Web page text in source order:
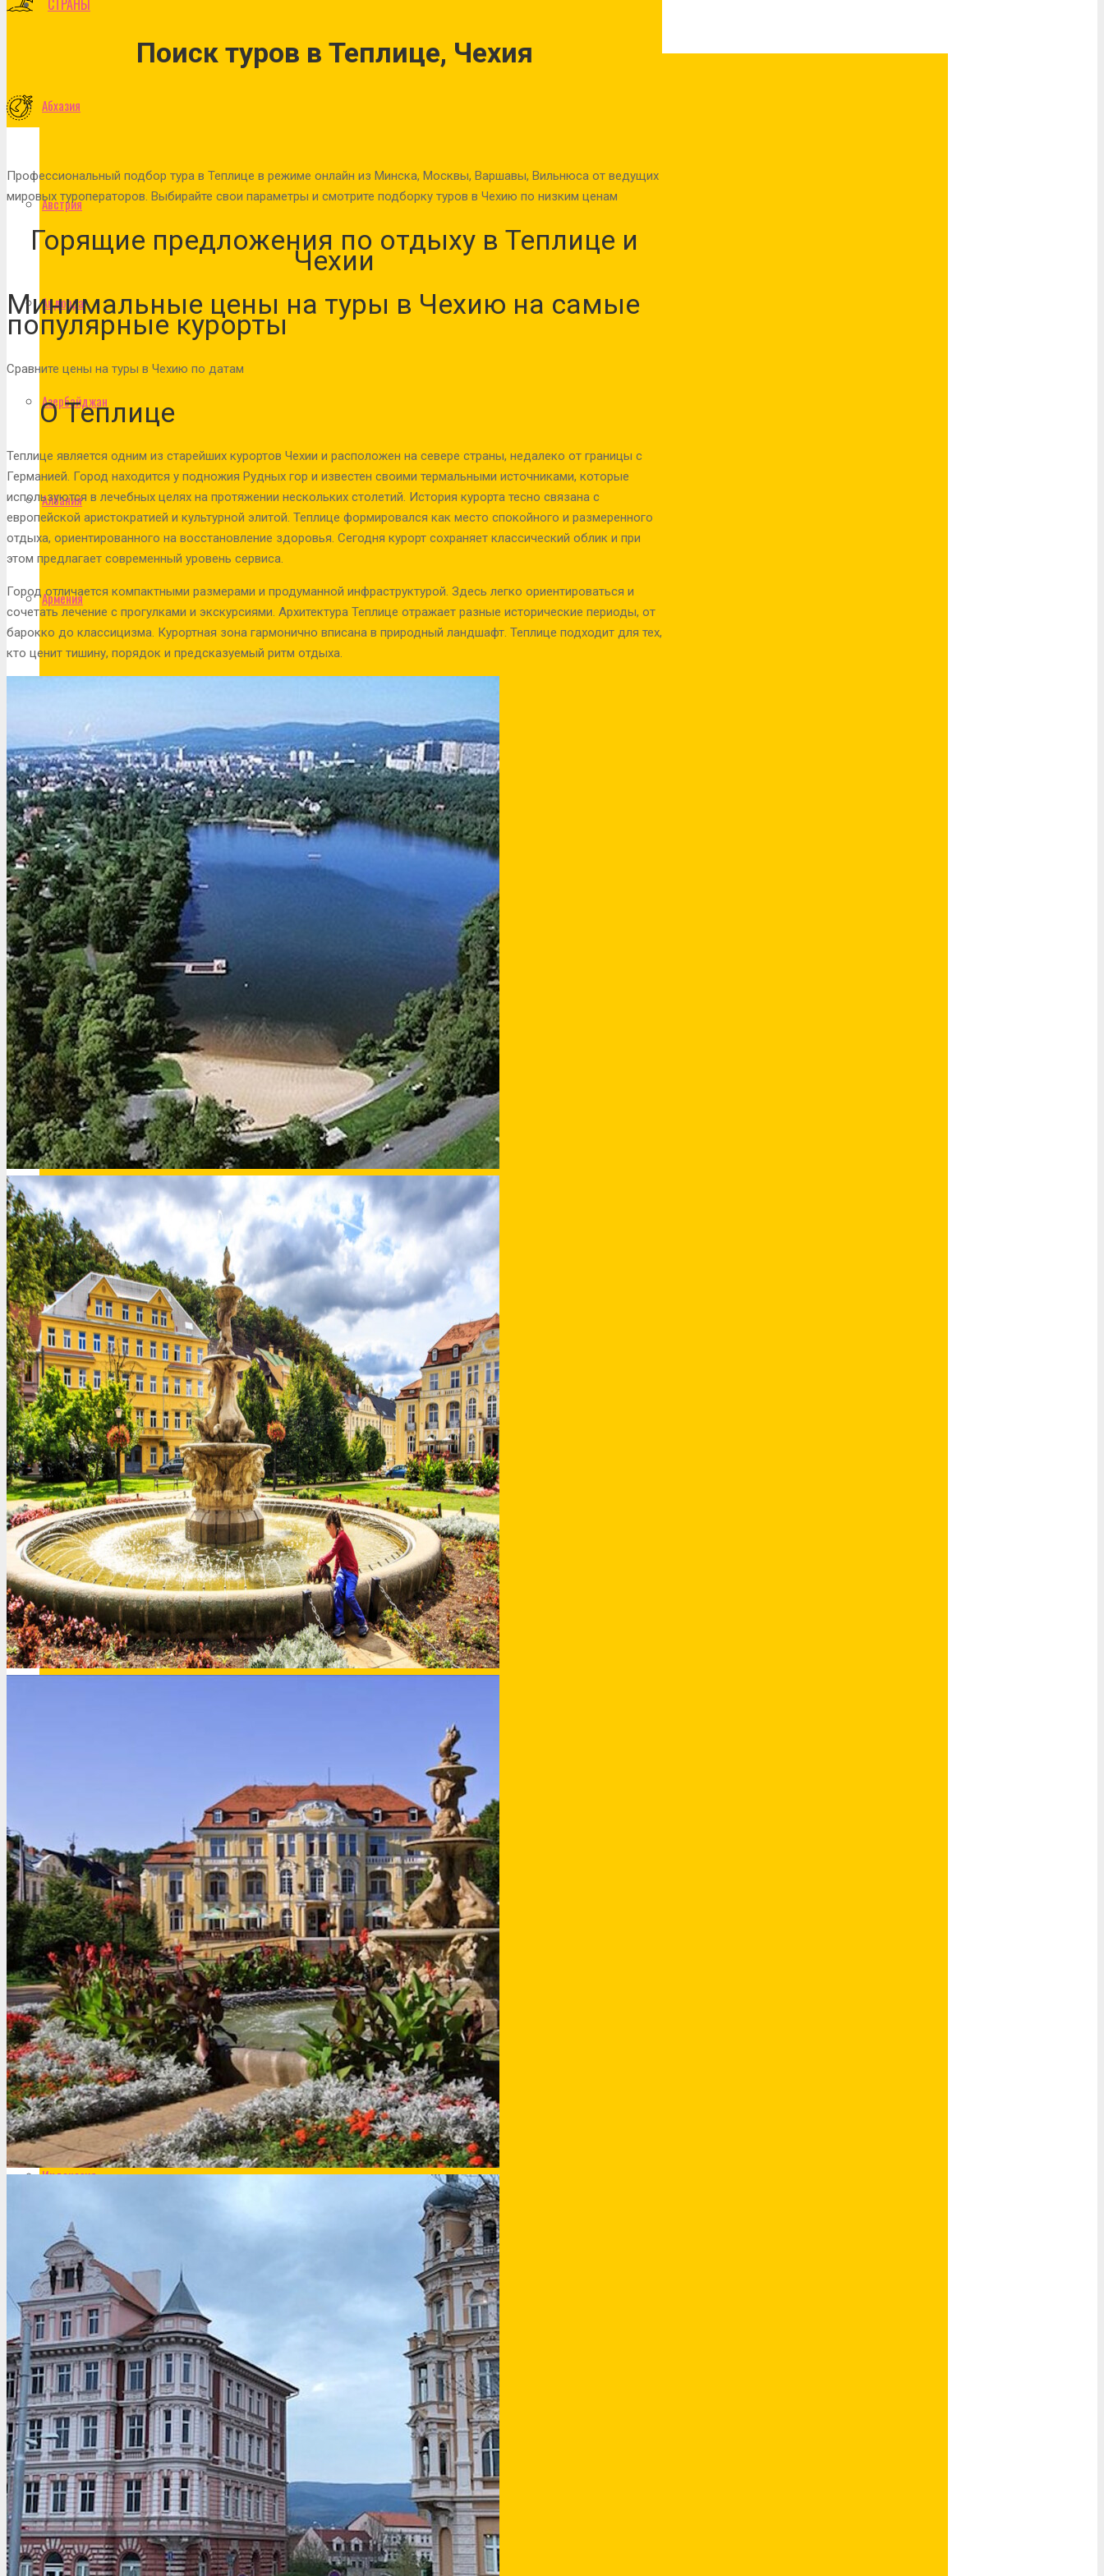
СТРАНЫ
Абхазия
Австрия
Андорра
Азербайджан
Албания
Армения
Беларусь
Аргентина
Болгария
Бразилия
Венесуэла
Вьетнам
Венгрия
Германия
Греция
Египет
Израиль
Индия
Индонезия
Иордания
Испания
Исландия
Италия
Поиск туров в Теплице, Чехия
Профессиональный подбор тура в Теплице в режиме онлайн из Минска, Москвы, Варшавы, Вильнюса от ведущих
мировых туроператоров. Выбирайте свои параметры и смотрите подборку туров в Чехию по низким ценам
Горящие предложения по отдыху в Теплице и
Чехии
Минимальные цены на туры в Чехию на самые
популярные курорты
Сравните цены на туры в Чехию по датам
О Теплице
Теплице является одним из старейших курортов Чехии и расположен на севере страны, недалеко от границы с
Германией. Город находится у подножия Рудных гор и известен своими термальными источниками, которые
используются в лечебных целях на протяжении нескольких столетий. История курорта тесно связана с
европейской аристократией и культурной элитой. Теплице формировался как место спокойного и размеренного
отдыха, ориентированного на восстановление здоровья. Сегодня курорт сохраняет классический облик и при
этом предлагает современный уровень сервиса.
Город отличается компактными размерами и продуманной инфраструктурой. Здесь легко ориентироваться и
сочетать лечение с прогулками и экскурсиями. Архитектура Теплице отражает разные исторические периоды, от
барокко до классицизма. Курортная зона гармонично вписана в природный ландшафт. Теплице подходит для тех,
кто ценит тишину, порядок и предсказуемый ритм отдыха.